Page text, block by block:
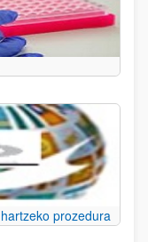
prozedura